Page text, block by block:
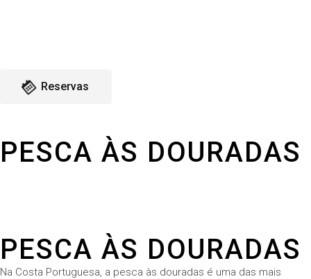
Reservas
PESCA ÀS DOURADAS
PESCA ÀS DOURADAS
Na Costa Portuguesa, a pesca às douradas é uma das mais